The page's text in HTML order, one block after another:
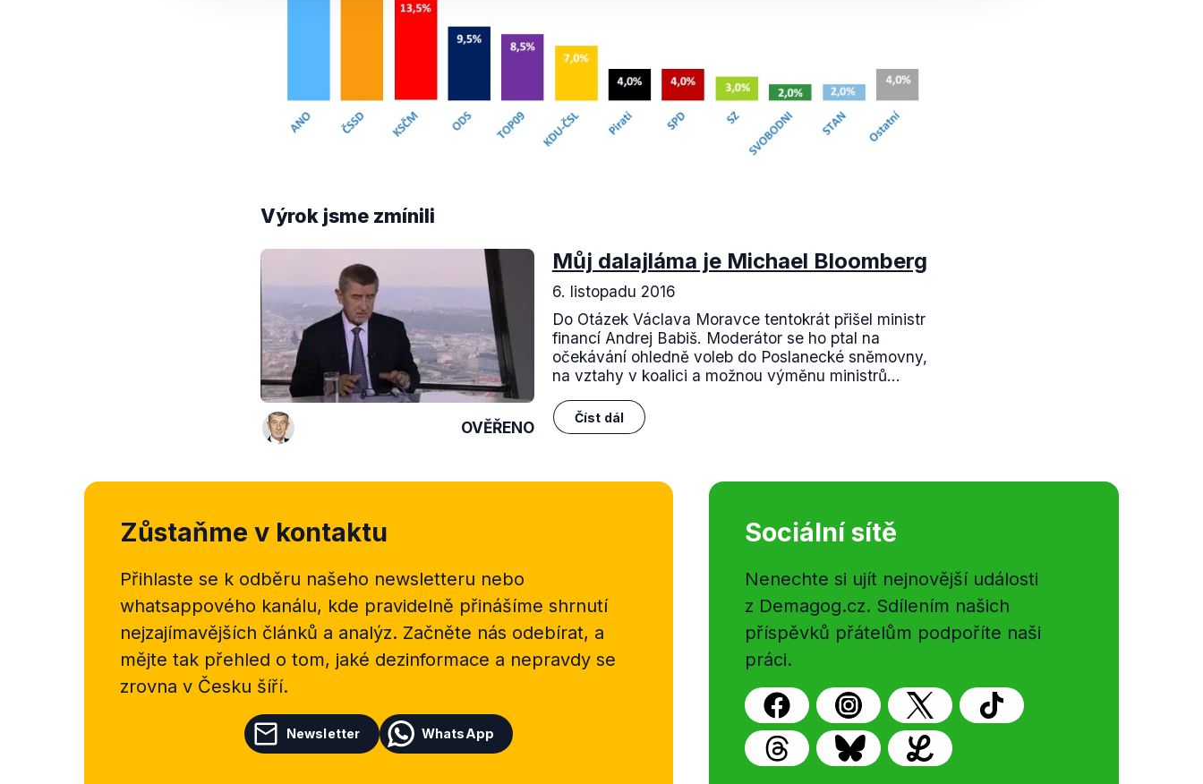
Výrok jsme zmínili
OVĚŘENO
Můj dalajláma je Michael Bloomberg
6. listopadu 2016
Do Otázek Václava Moravce tentokrát přišel ministr
financí Andrej Babiš. Moderátor se ho ptal na
očekávání ohledně voleb do Poslanecké sněmovny,
na vztahy v koalici a možnou výměnu ministrů...
Číst dál
Zůstaňme v kontaktu
Přihlaste se k odběru našeho newsletteru nebo
whatsappového kanálu, kde pravidelně přinášíme shrnutí
nejzajímavějších článků a analýz. Začněte nás odebírat, a
mějte tak přehled o tom, jaké dezinformace a nepravdy se
zrovna v Česku šíří.
Newsletter WhatsApp
Sociální sítě
Nenechte si ujít nejnovější události
z Demagog.cz. Sdílením našich
příspěvků přátelům podpoříte naši
práci.